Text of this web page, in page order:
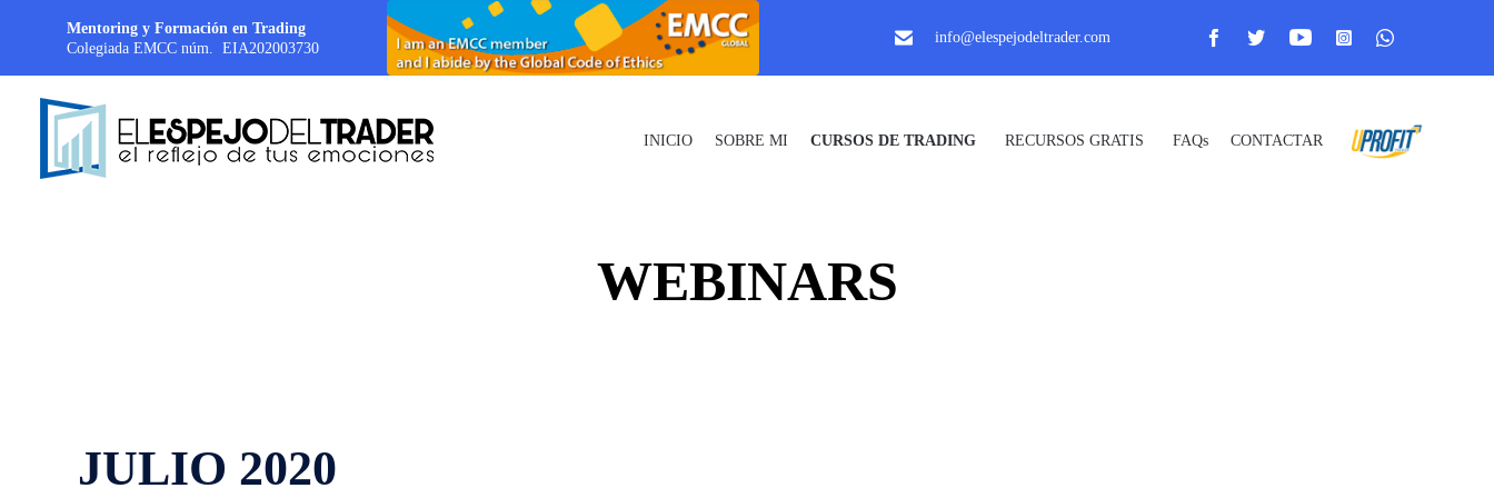
Mentoring y Formación en Trading
Colegiada EMCC núm. EIA202003730
info@elespejodeltrader.com
INICIO SOBRE MI CURSOS DE TRADING RECURSOS GRATIS FAQs CONTACTAR _ Uprofit _
WEBINARS
JULIO 2020